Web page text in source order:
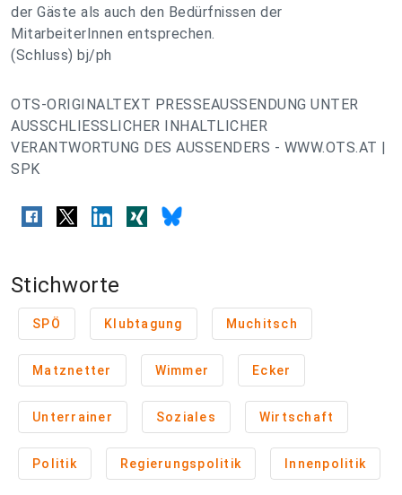
der Gäste als auch den Bedürfnissen der
MitarbeiterInnen entsprechen.
(Schluss) bj/ph
OTS-ORIGINALTEXT PRESSEAUSSENDUNG UNTER
AUSSCHLIESSLICHER INHALTLICHER
VERANTWORTUNG DES AUSSENDERS - WWW.OTS.AT |
SPK
Stichworte
SPÖ Klubtagung Muchitsch
Matznetter Wimmer Ecker
Unterrainer Soziales Wirtschaft
Politik Regierungspolitik Innenpolitik